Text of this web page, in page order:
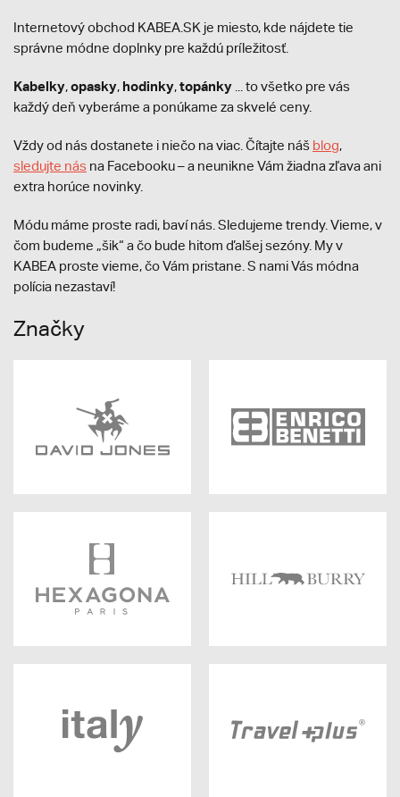
Internetový obchod KABEA.SK je miesto, kde nájdete tie
správne módne doplnky pre každú príležitosť.
Kabelky,opasky, hodinky,topánky ... to všetko pre vás
každý deň vyberáme a ponúkame za skvelé ceny.
Vždy od nás dostanete i niečo na viac. Čítajte náš blog,
sledujte nás na Facebooku – a neunikne Vám žiadna zľava ani
extra horúce novinky.
Módu máme proste radi, baví nás. Sledujeme trendy. Vieme, v
čom budeme „šik“ a čo bude hitom ďalšej sezóny. My v
KABEA proste vieme, čo Vám pristane. S nami Vás módna
polícia nezastaví!
Značky